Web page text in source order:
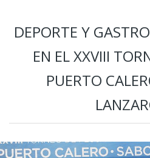
DEPORTE Y
EN EL XXVIII
PUERTO